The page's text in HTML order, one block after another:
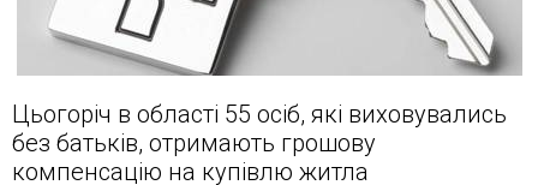
Цьогоріч в області 55 осіб, які виховувались
без батьків, отримають грошову
компенсацію на купівлю житла